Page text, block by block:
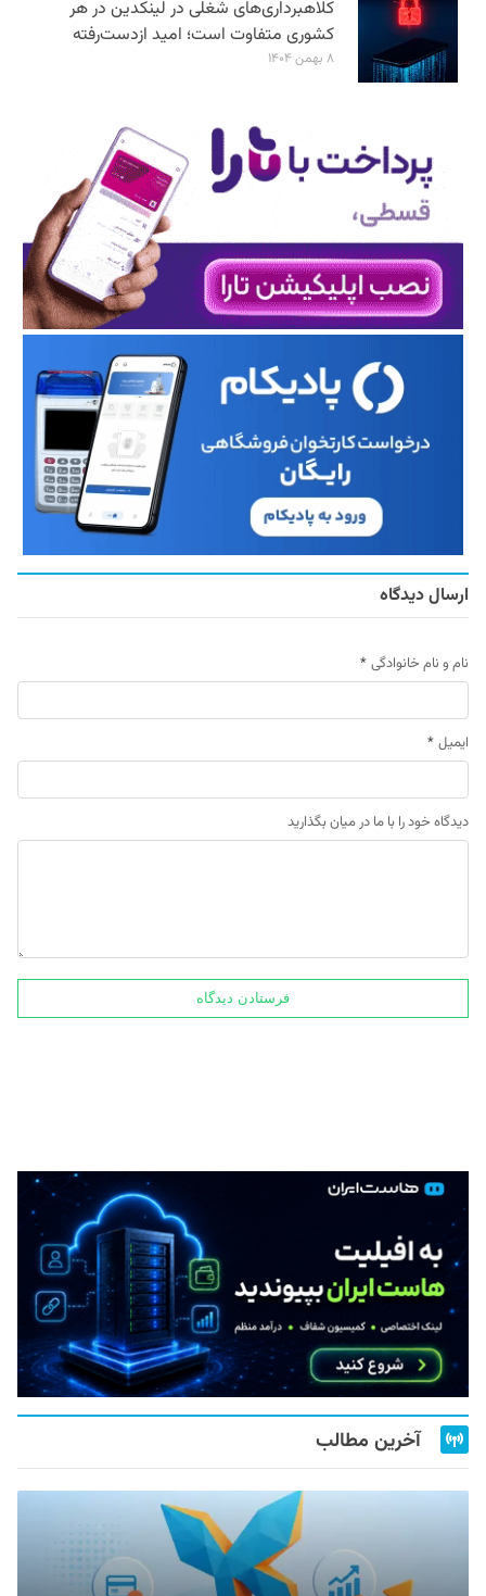
کلاهبرداری‌های شغلی در لینکدین در هر
کشوری متفاوت است؛ امید ازدست‌رفته
۸ بهمن ۱۴۰۴
ارسال دیدگاه
نام و نام خانوادگی *
ایمیل *
دیدگاه خود را با ما در میان بگذارید
آخرین مطالب